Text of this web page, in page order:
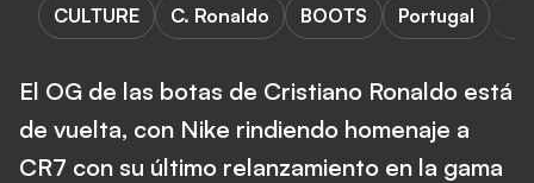
CULTURE C. Ronaldo BOOTS Portugal
El OG de las botas de Cristiano Ronaldo está
de vuelta, con Nike rindiendo homenaje a
CR7 con su último relanzamiento en la gama